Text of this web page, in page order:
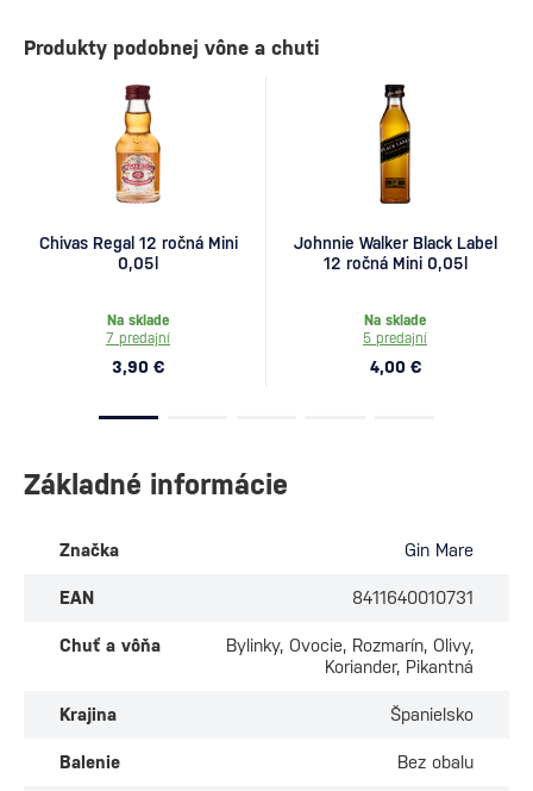
Produkty podobnej vône a chuti
Chivas Regal 12 ročná Mini
0,05l
Na sklade
7 predajní
3,90 €
Johnnie Walker Black Label
12 ročná Mini 0,05l
Na sklade
5 predajní
4,00 €
Základné informácie
Značka Gin Mare
EAN 8411640010731
Chuť a vôňa
Bylinky, Ovocie, Rozmarín, Olivy,
Koriander, Pikantná
Krajina Španielsko
Balenie Bez obalu